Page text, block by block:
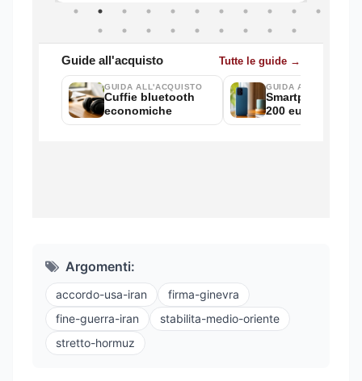
Argomenti:
accordo-usa-iran
firma-ginevra
fine-guerra-iran
stabilita-medio-oriente
stretto-hormuz